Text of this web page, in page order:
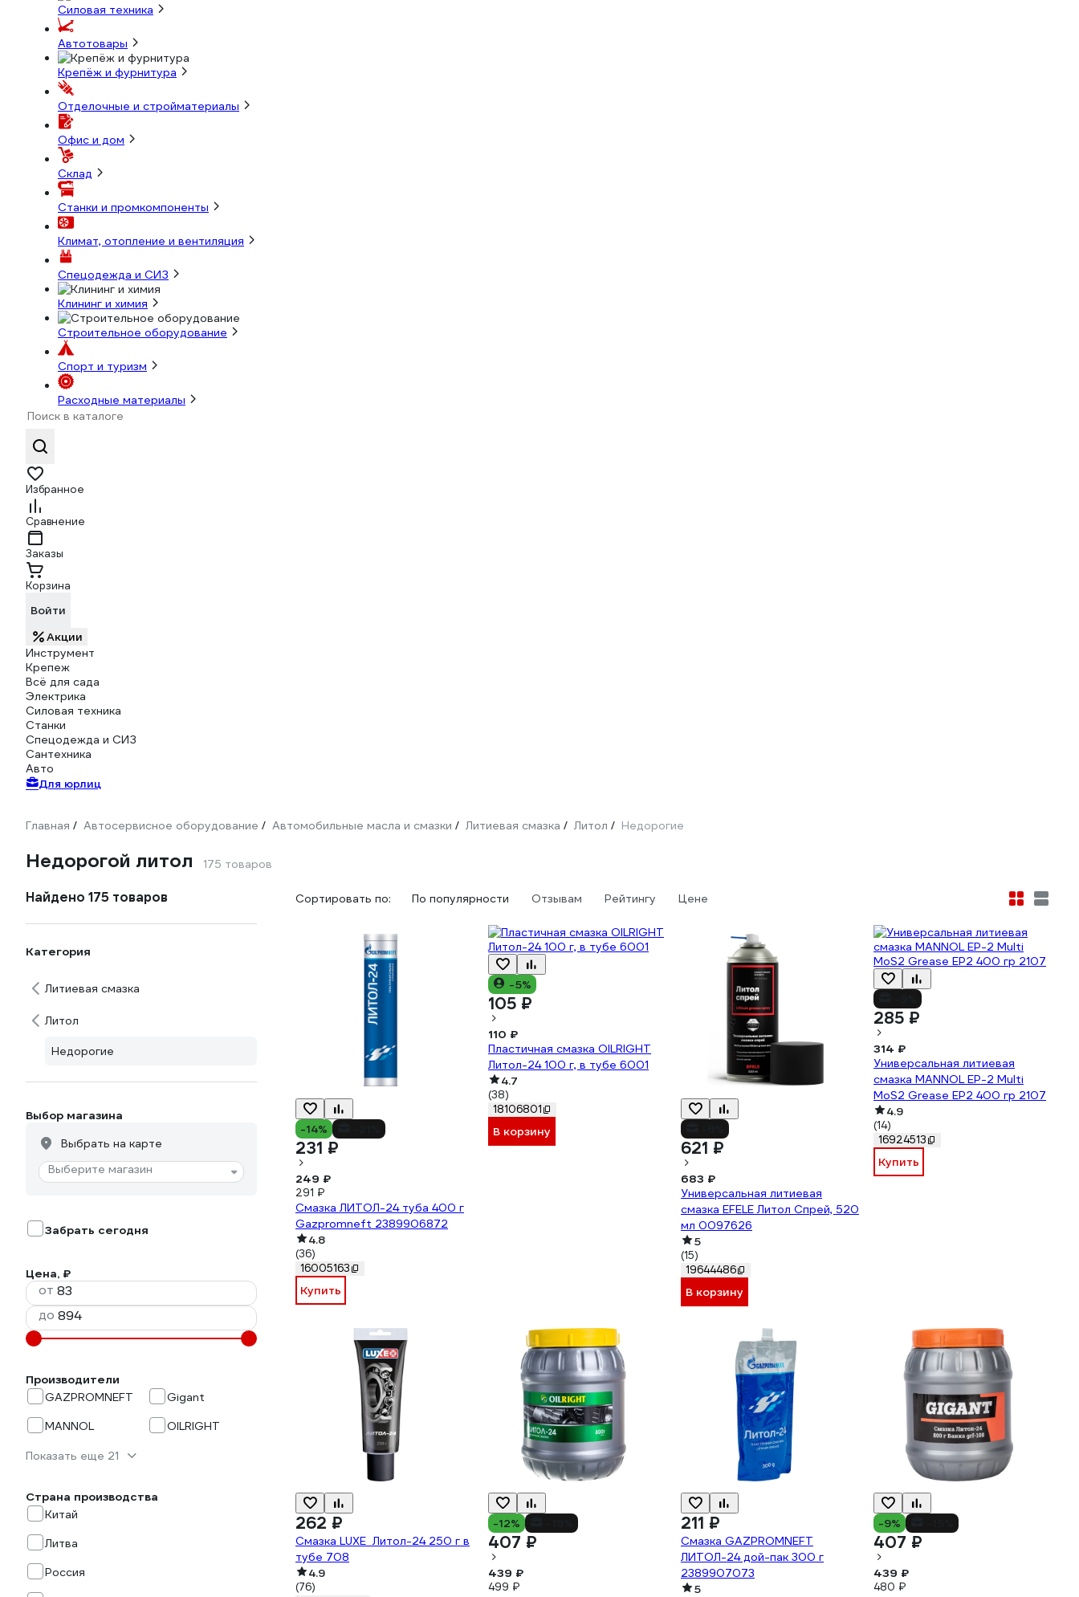
Силовая техника
Автотовары
Крепёж и фурнитура
Отделочные и стройматериалы
Офис и дом
Склад
Станки и промкомпоненты
Климат, отопление и вентиляция
Спецодежда и СИЗ
Клининг и химия
Строительное оборудование
Спорт и туризм
Расходные материалы
Избранное
Сравнение
Заказы
Корзина
Войти
Акции
Инструмент
Крепеж
Всё для сада
Электрика
Силовая техника
Станки
Спецодежда и СИЗ
Сантехника
Авто
Для юрлиц
Главная / Автосервисное оборудование / Автомобильные масла и смазки / Литиевая смазка / Литол / Недорогие
Недорогой литол 175 товаров
Найдено 175 товаров
Категория
Литиевая смазка
Литол
Недорогие
Выбор магазина
Выбрать на карте
Выберите магазин
Забрать сегодня
Цена, ₽
от
до
Производители
GAZPROMNEFT
Gigant
MANNOL
OILRIGHT
Показать еще 21
Страна производства
Китай
Литва
Россия
Сортировать по: По популярности Отзывам Рейтингу Цене
-14%
231 ₽
249 ₽
291 ₽
Смазка ЛИТОЛ-24 туба 400 г
Gazpromneft 2389906872
4.8
(36)
16005163
Купить
-5%
105 ₽
110 ₽
Пластичная смазка OILRIGHT
Литол-24 100 г, в тубе 6001
4.7
(38)
18106801
В корзину
621 ₽
683 ₽
Универсальная литиевая
смазка EFELE Литол Спрей, 520
мл 0097626
5
(15)
19644486
В корзину
285 ₽
314 ₽
Универсальная литиевая
смазка MANNOL EP-2 Multi
MoS2 Grease EP2 400 гр 2107
4.9
(14)
16924513
Купить
262 ₽
Смазка LUXЕ Литол-24 250 г в
тубе 708
4.9
(76)
-12%
407 ₽
439 ₽
499 ₽
211 ₽
Смазка GAZPROMNEFT
ЛИТОЛ-24 дой-пак 300 г
2389907073
5
-9%
407 ₽
439 ₽
480 ₽